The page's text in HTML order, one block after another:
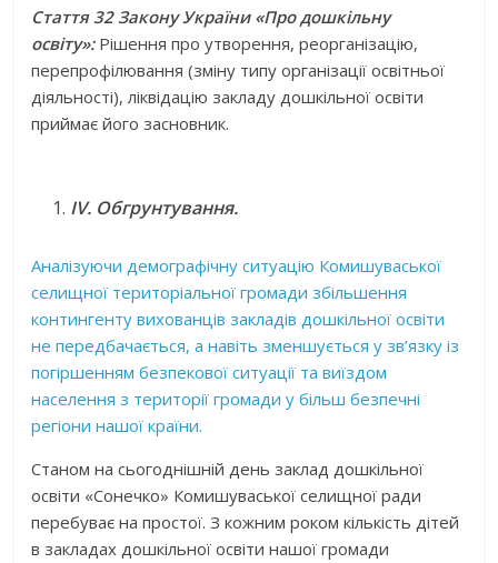
Стаття 32 Закону України «Про дошкільну
освіту»: Рішення про утворення, реорганізацію,
перепрофілювання (зміну типу організації освітньої
діяльності), ліквідацію закладу дошкільної освіти
приймає його засновник.
IV. Обгрунтування.
Аналізуючи демографічну ситуацію Комишуваської
селищної територіальної громади збільшення
контингенту вихованців закладів дошкільної освіти
не передбачається, а навіть зменшується у зв’язку із
погіршенням безпекової ситуації та виїздом
населення з території громади у більш безпечні
регіони нашої країни.
Станом на сьогоднішній день заклад дошкільної
освіти «Сонечко» Комишуваської селищної ради
перебуває на простої. З кожним роком кількість дітей
в закладах дошкільної освіти нашої громади